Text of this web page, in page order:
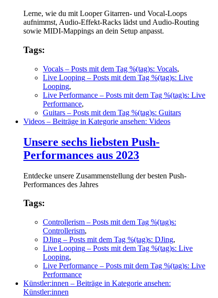
Lerne, wie du mit Looper Gitarren- und Vocal-Loops
aufnimmst, Audio-Effekt-Racks lädst und Audio-Routing
sowie MIDI-Mappings an dein Setup anpasst.
Tags:
Vocals – Posts mit dem Tag %(tag)s: Vocals,
Live Looping – Posts mit dem Tag %(tag)s: Live
Looping,
Live Performance – Posts mit dem Tag %(tag)s: Live
Performance,
Guitars – Posts mit dem Tag %(tag)s: Guitars
Videos – Beiträge in Kategorie ansehen: Videos
Unsere sechs liebsten Push-
Performances aus 2023
Entdecke unsere Zusammenstellung der besten Push-
Performances des Jahres
Tags:
Controllerism – Posts mit dem Tag %(tag)s:
Controllerism,
DJing – Posts mit dem Tag %(tag)s: DJing,
Live Looping – Posts mit dem Tag %(tag)s: Live
Looping,
Live Performance – Posts mit dem Tag %(tag)s: Live
Performance
Künstler:innen – Beiträge in Kategorie ansehen:
Künstler:innen